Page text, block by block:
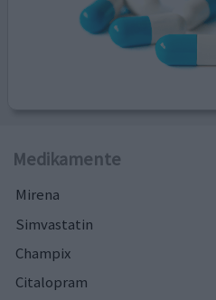
Medikamente
Mirena
Simvastatin
Champix
Citalopram